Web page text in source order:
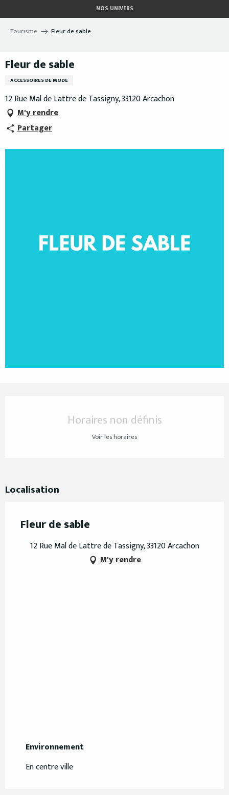
au
contenu
NOS UNIVERS
Tourisme Fleur de sable
Fleur de sable
ACCESSOIRES DE MODE
12 Rue Mal de Lattre de Tassigny, 33120 Arcachon
M'y rendre
Partager
Horaires non définis
Voir les horaires
Localisation
Fleur de sable
12 Rue Mal de Lattre de Tassigny, 33120 Arcachon
M'y rendre
Environnement
Environnement
En centre ville